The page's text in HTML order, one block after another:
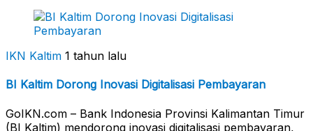
IKN Kaltim 1 tahun lalu
BI Kaltim Dorong Inovasi Digitalisasi Pembayaran
GoIKN.com – Bank Indonesia Provinsi Kalimantan Timur
(BI Kaltim) mendorong inovasi digitalisasi pembayaran,